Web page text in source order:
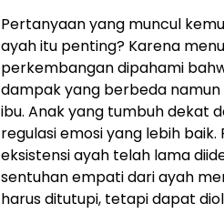
Pertanyaan yang muncul
ayah itu penting? Karena
perkembangan dipahami
dampak yang berbeda
ibu. Anak yang tumbuh dekat
regulasi emosi yang lebih
eksistensi ayah telah lama
sentuhan empati dari ayah
harus ditutupi, tetapi dapat